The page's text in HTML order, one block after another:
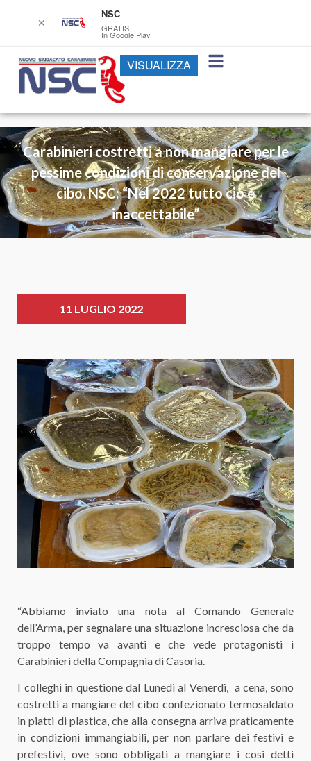
Carabinieri costretti a non mangiare per le
pessime condizioni di conservazione del
cibo. NSC: “Nel 2022 tutto ciò è
inaccettabile”
11 LUGLIO 2022
“Abbiamo inviato una nota al Comando Generale
dell’Arma, per segnalare una situazione incresciosa che da
troppo tempo va avanti e che vede protagonisti i
Carabinieri della Compagnia di Casoria.
I colleghi in questione dal Lunedi al Venerdì, a cena, sono
costretti a mangiare del cibo confezionato termosaldato
in piatti di plastica, che alla consegna arriva praticamente
in condizioni immangiabili, per non parlare dei festivi e
prefestivi, ove sono obbligati a mangiare i cosi detti
✕
NSC
GRATIS
In Google Play
VISUALIZZA